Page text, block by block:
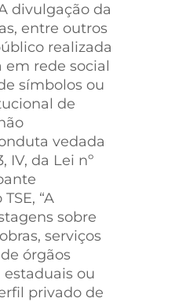
divulgação da
entre outros
realizada
rede social
símbolos ou
de
vedada
IV, da Lei nº
“A
sobre
serviços
órgãos
estaduais ou
privado de